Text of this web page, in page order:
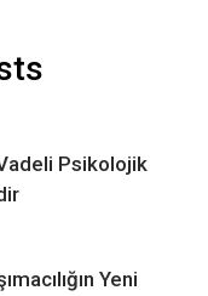
Psikolojik
Yeni